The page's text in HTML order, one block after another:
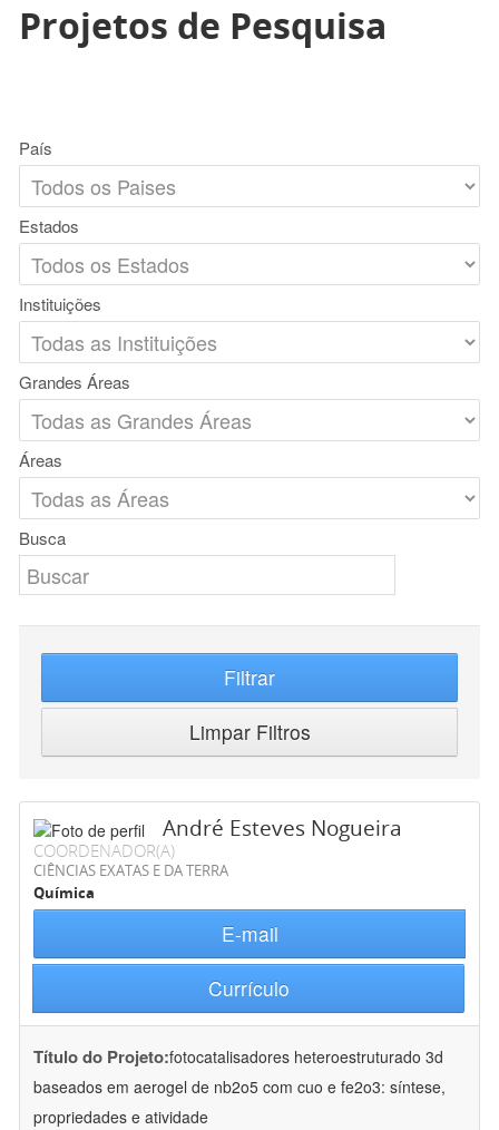
Projetos de Pesquisa
País
Estados
Instituições
Grandes Áreas
Áreas
Busca
Filtrar
Limpar Filtros
André Esteves Nogueira
COORDENADOR(A)
CIÊNCIAS EXATAS E DA TERRA
Química
E-mail
Currículo
Título do Projeto:fotocatalisadores heteroestruturado 3d
baseados em aerogel de nb2o5 com cuo e fe2o3: síntese,
propriedades e atividade